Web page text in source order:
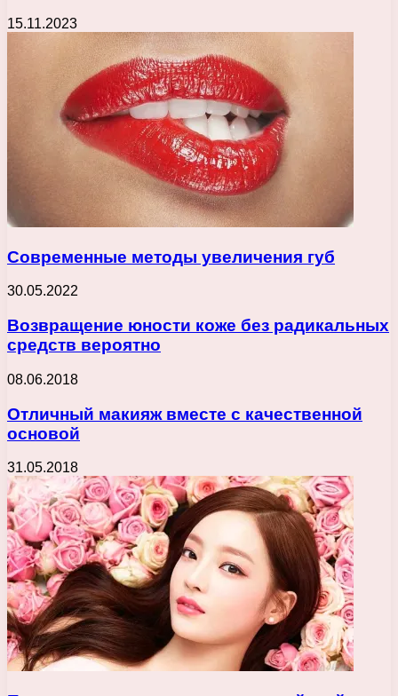
15.11.2023
Современные методы увеличения губ
30.05.2022
Возвращение юности коже без радикальных
средств вероятно
08.06.2018
Отличный макияж вместе с качественной
основой
31.05.2018